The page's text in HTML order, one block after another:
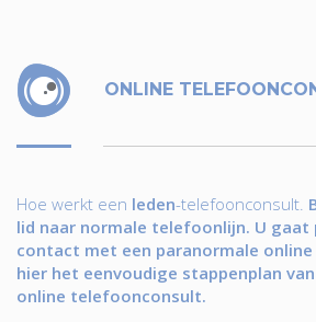
ONLINE
Hoe werkt een leden-telefoonconsult.
lid naar normale telefoonlijn. U gaat
contact met een paranormale
hier het eenvoudige stappenplan
online telefoonconsult.